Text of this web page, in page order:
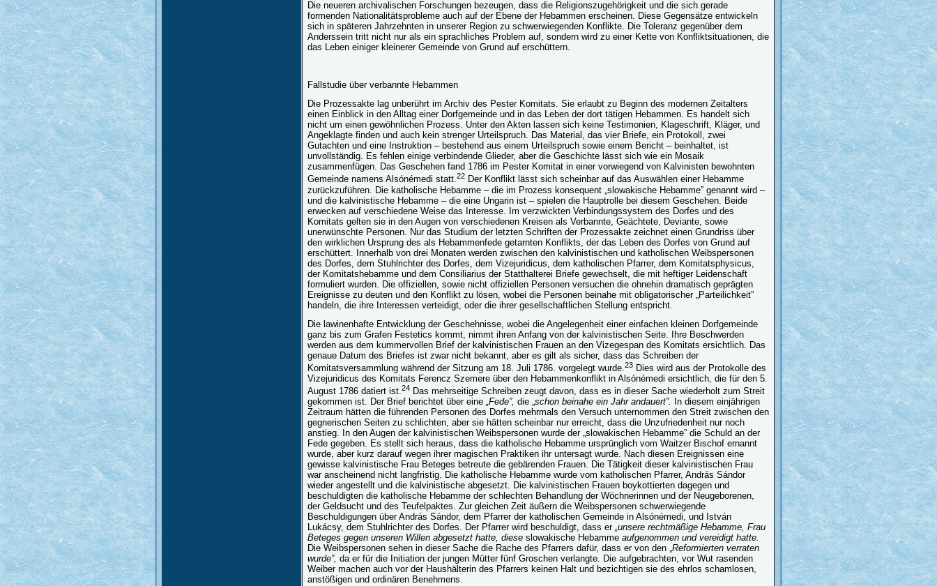
Die neueren archivalischen Forschungen bezeugen, dass die Religionszugehörigkeit und die sich gerade
formenden Nationalitätsprobleme auch auf der Ebene der Hebammen erscheinen. Diese Gegensätze entwickeln
sich in späteren Jahrzehnten in unserer Region zu schwerwiegenden Konflikte. Die Toleranz gegenüber dem
Anderssein tritt nicht nur als ein sprachliches Problem auf, sondern wird zu einer Kette von Konfliktsituationen, die
das Leben einiger kleinerer Gemeinde von Grund auf erschüttern.
Fallstudie über verbannte Hebammen
Die Prozessakte lag unberührt im Archiv des Pester Komitats. Sie erlaubt zu Beginn des modernen Zeitalters
einen Einblick in den Alltag einer Dorfgemeinde und in das Leben der dort tätigen Hebammen. Es handelt sich
nicht um einen gewöhnlichen Prozess. Unter den Akten lassen sich keine Testimonien, Klageschrift, Kläger, und
Angeklagte finden und auch kein strenger Urteilspruch. Das Material, das vier Briefe, ein Protokoll, zwei
Gutachten und eine Instruktion – bestehend aus einem Urteilspruch sowie einem Bericht – beinhaltet, ist
unvollständig. Es fehlen einige verbindende Glieder, aber die Geschichte lässt sich wie ein Mosaik
zusammenfügen. Das Geschehen fand 1786 im Pester Komitat in einer vorwiegend von Kalvinisten bewohnten
Gemeinde namens Alsónémedi statt.22 Der Konflikt lässt sich scheinbar auf das Auswählen einer Hebamme
zurückzuführen. Die katholische Hebamme – die im Prozess konsequent „slowakische Hebamme” genannt wird –
und die kalvinistische Hebamme – die eine Ungarin ist – spielen die Hauptrolle bei diesem Geschehen. Beide
erwecken auf verschiedene Weise das Interesse. Im verzwickten Verbindungssystem des Dorfes und des
Komitats gelten sie in den Augen von verschiedenen Kreisen als Verbannte, Geächtete, Deviante, sowie
unerwünschte Personen. Nur das Studium der letzten Schriften der Prozessakte zeichnet einen Grundriss über
den wirklichen Ursprung des als Hebammenfede getarnten Konflikts, der das Leben des Dorfes von Grund auf
erschüttert. Innerhalb von drei Monaten werden zwischen den kalvinistischen und katholischen Weibspersonen
des Dorfes, dem Stuhlrichter des Dorfes, dem Vizejuridicus, dem katholischen Pfarrer, dem Komitatsphysicus,
der Komitatshebamme und dem Consiliarius der Statthalterei Briefe gewechselt, die mit heftiger Leidenschaft
formuliert wurden. Die offiziellen, sowie nicht offiziellen Personen versuchen die ohnehin dramatisch geprägten
Ereignisse zu deuten und den Konflikt zu lösen, wobei die Personen beinahe mit obligatorischer „Parteilichkeit”
handeln, die ihre Interessen verteidigt, oder die ihrer gesellschaftlichen Stellung entspricht.
Die lawinenhafte Entwicklung der Geschehnisse, wobei die Angelegenheit einer einfachen kleinen Dorfgemeinde
ganz bis zum Grafen Festetics kommt, nimmt ihren Anfang von der kalvinistischen Seite. Ihre Beschwerden
werden aus dem kummervollen Brief der kalvinistischen Frauen an den Vizegespan des Komitats ersichtlich. Das
genaue Datum des Briefes ist zwar nicht bekannt, aber es gilt als sicher, dass das Schreiben der
Komitatsversammlung während der Sitzung am 18. Juli 1786. vorgelegt wurde. 23 Dies wird aus der Protokolle des
Vizejuridicus des Komitats Ferencz Szemere über den Hebammenkonflikt in Alsónémedi ersichtlich, die für den 5.
August 1786 datiert ist.24 Das mehrseitige Schreiben zeugt davon, dass es in dieser Sache wiederholt zum Streit
gekommen ist. Der Brief berichtet über eine „Fede”, die „schon beinahe ein Jahr andauert”.
In diesem einjährigen
Zeitraum hätten die führenden Personen des Dorfes mehrmals den Versuch unternommen den Streit zwischen den
gegnerischen Seiten zu schlichten, aber sie hätten scheinbar nur erreicht, dass die Unzufriedenheit nur noch
anstieg. In den Augen der kalvinistischen Weibspersonen wurde der „slowakischen Hebamme” die Schuld an der
Fede gegeben. Es stellt sich heraus, dass die katholische Hebamme ursprünglich vom Waitzer Bischof ernannt
wurde, aber kurz darauf wegen ihrer magischen Praktiken ihr untersagt wurde. Nach diesen Ereignissen eine
gewisse kalvinistische Frau Beteges betreute die gebärenden Frauen. Die Tätigkeit dieser kalvinistischen Frau
war anscheinend nicht langfristig. Die katholische Hebamme wurde vom katholischen Pfarrer, András Sándor
wieder angestellt und die kalvinistische abgesetzt. Die kalvinistischen Frauen boykottierten dagegen und
beschuldigten die katholische Hebamme der schlechten Behandlung der Wöchnerinnen und der Neugeborenen,
der Geldsucht und des Teufelpaktes. Zur gleichen Zeit äußern die Weibspersonen schwerwiegende
Beschuldigungen über András Sándor, dem Pfarrer der katholischen Gemeinde in Alsónémedi, und István
Lukácsy, dem Stuhlrichter des Dorfes. Der Pfarrer wird beschuldigt, dass er„unsere rechtmäßige Hebamme, Frau
Beteges gegen unseren Willen abgesetzt hatte, diese slowakische Hebamme aufgenommen und vereidigt hatte.
Die Weibspersonen sehen in dieser Sache die Rache des Pfarrers dafür, dass er von den „Reformierten verraten
wurde”, da er für die Initiation der jungen Mütter fünf Groschen verlangte. Die aufgebrachten, vor Wut rasenden
Weiber machen auch vor der Haushälterin des Pfarrers keinen Halt und bezichtigen sie des ehrlos schamlosen,
anstößigen und ordinären Benehmens.